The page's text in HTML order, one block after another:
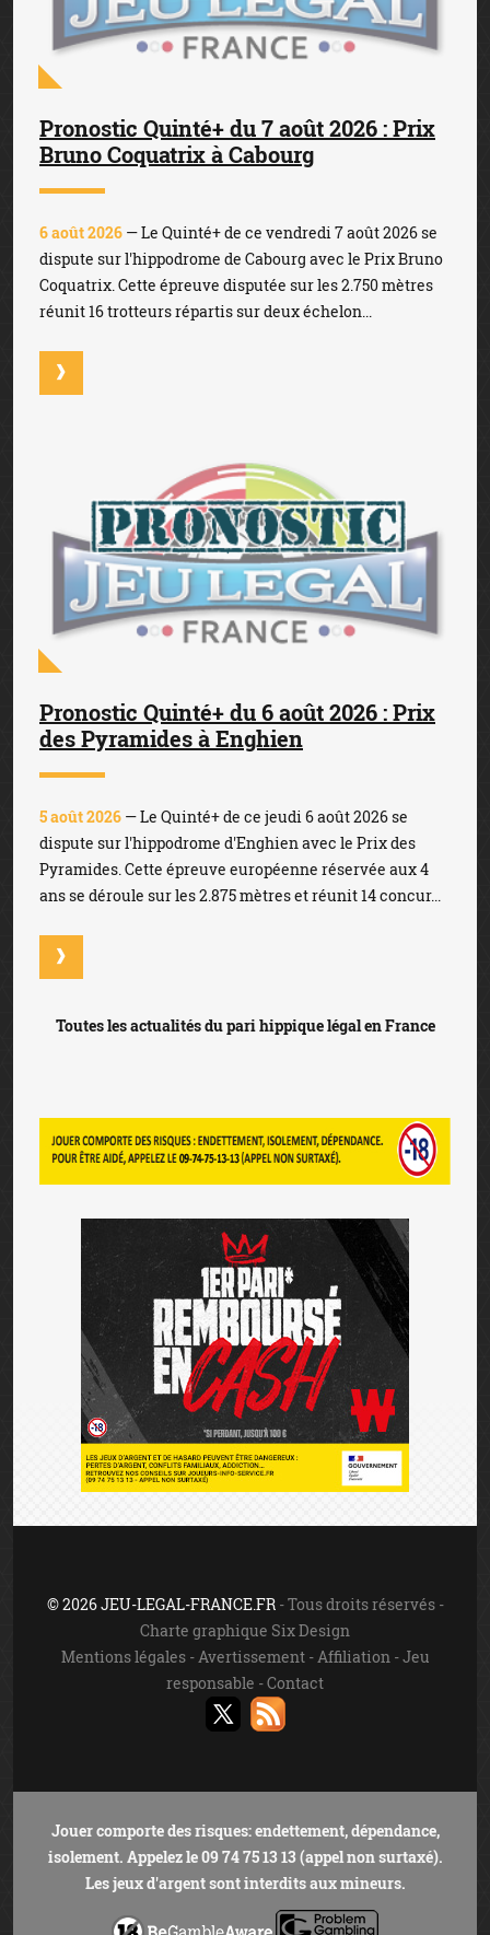
Pronostic Quinté+ du 7 août 2026 : Prix
Bruno Coquatrix à Cabourg
6 août 2026 — Le Quinté+ de ce vendredi 7 août 2026 se
dispute sur l'hippodrome de Cabourg avec le Prix Bruno
Coquatrix. Cette épreuve disputée sur les 2.750 mètres
réunit 16 trotteurs répartis sur deux échelon...
Pronostic Quinté+ du 6 août 2026 : Prix
des Pyramides à Enghien
5 août 2026 — Le Quinté+ de ce jeudi 6 août 2026 se
dispute sur l'hippodrome d'Enghien avec le Prix des
Pyramides. Cette épreuve européenne réservée aux 4
ans se déroule sur les 2.875 mètres et réunit 14 concur...
Toutes les actualités du pari hippique légal en France
© 2026 JEU-LEGAL-FRANCE.FR- Tous droits réservés -
Charte graphique Six Design
Mentions légales-Avertissement-Affiliation-Jeu
responsable -Contact
Jouer comporte des risques: endettement, dépendance,
isolement. Appelez le 09 74 75 13 13 (appel non surtaxé).
Les jeux d'argent sont interdits aux mineurs.